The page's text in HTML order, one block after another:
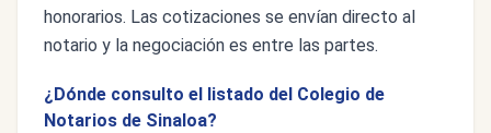
honorarios. Las cotizaciones se envían directo al
notario y la negociación es entre las partes.
¿Dónde consulto el listado del Colegio de
Notarios de Sinaloa?